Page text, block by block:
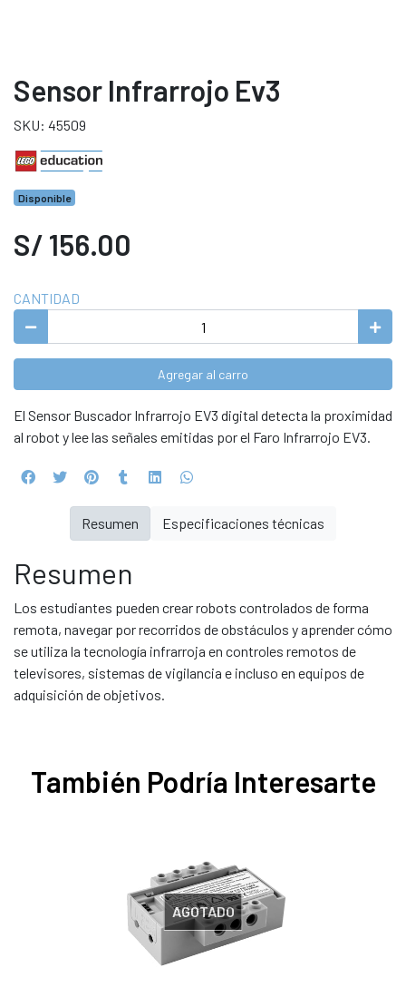
Sensor Infrarrojo Ev3
SKU: 45509
Disponible
S/ 156.00
CANTIDAD
Agregar al carro
El Sensor Buscador Infrarrojo EV3 digital detecta la proximidad
al robot y lee las señales emitidas por el Faro Infrarrojo EV3.
Resumen
Los estudiantes pueden crear robots controlados de forma
remota, navegar por recorridos de obstáculos y aprender cómo
se utiliza la tecnología infrarroja en controles remotos de
televisores, sistemas de vigilancia e incluso en equipos de
adquisición de objetivos.
Resumen Especificaciones técnicas
También Podría Interesarte
AGOTADO